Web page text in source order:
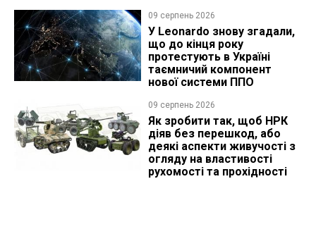
09 серпень 2026
У Leonardo знову згадали,
що до кінця року
протестують в Україні
таємничий компонент
нової системи ППО
09 серпень 2026
Як зробити так, щоб НРК
діяв без перешкод, або
деякі аспекти живучості з
огляду на властивості
рухомості та прохідності